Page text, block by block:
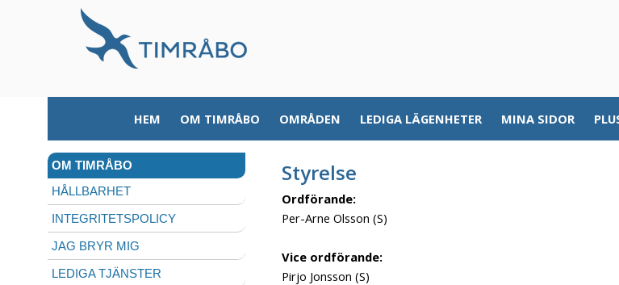
HEM OM TIMRÅBO OMRÅDEN LEDIGA LÄGENHETER MINA SIDOR
OM TIMRÅBO
HÅLLBARHET
INTEGRITETSPOLICY
JAG BRYR MIG
LEDIGA TJÄNSTER
Styrelse
Ordförande:
Per-Arne Olsson (S)
Vice ordförande:
Pirjo Jonsson (S)